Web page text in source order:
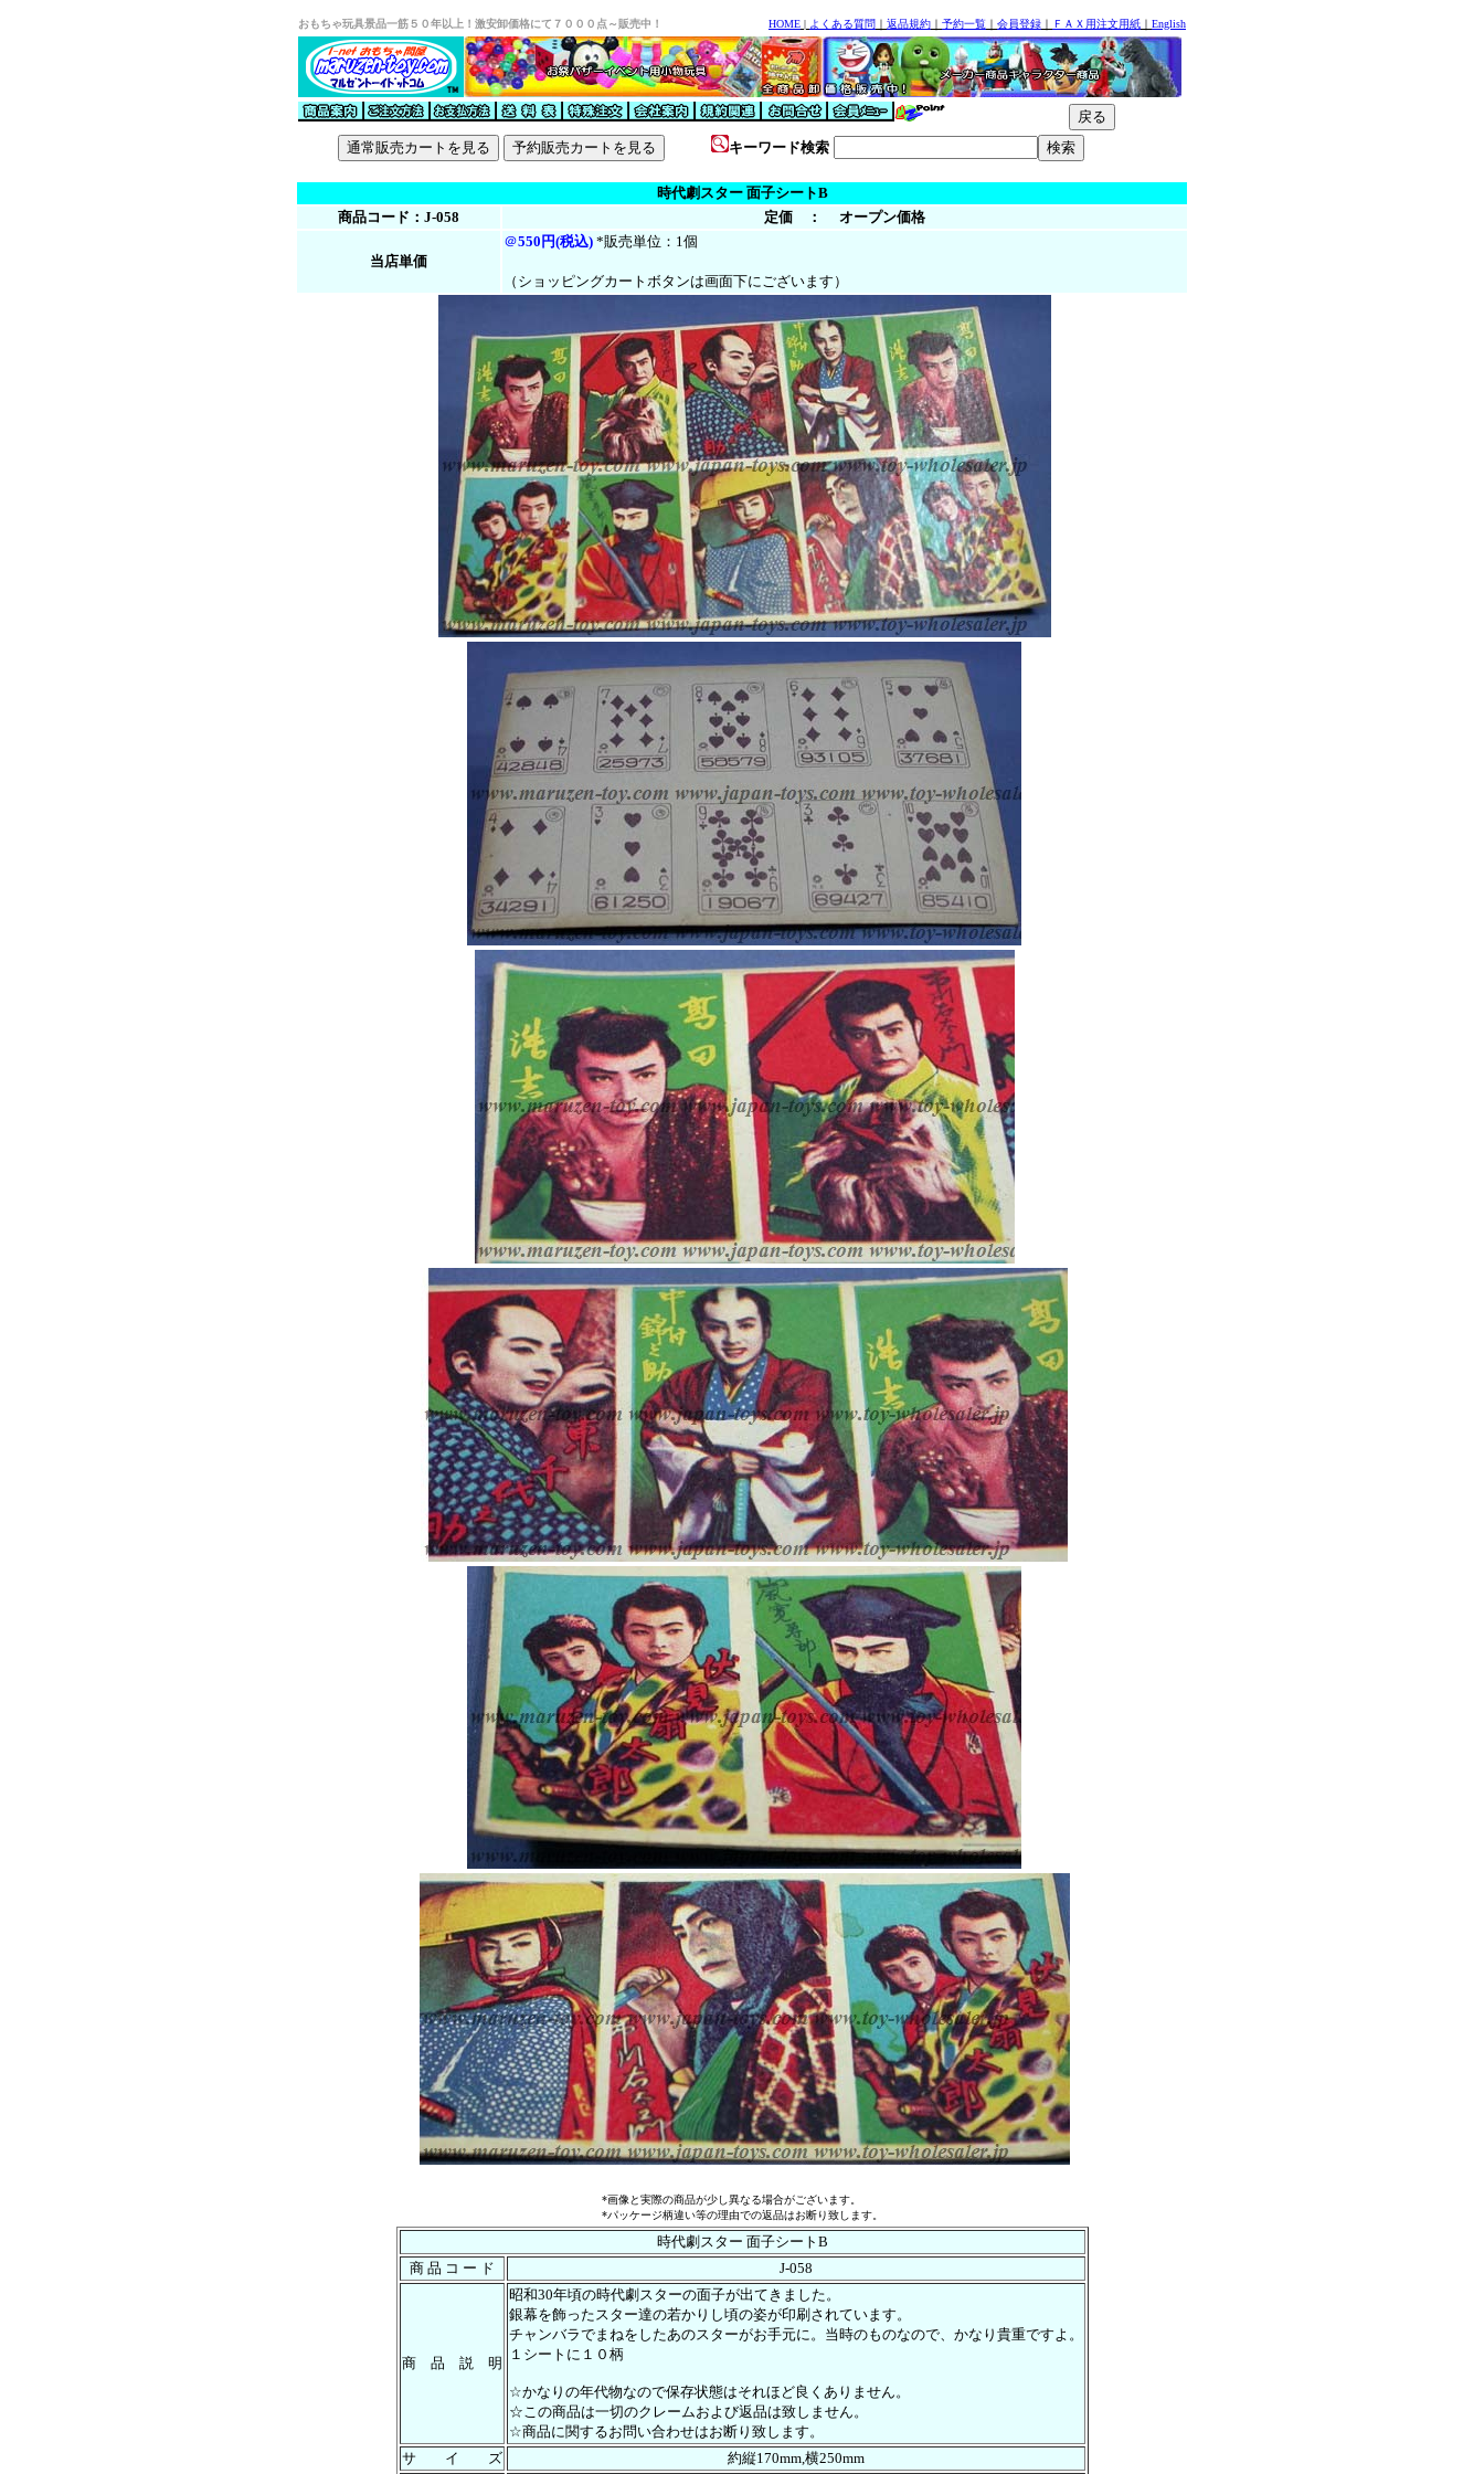
おもちゃ玩具景品一筋５０年以上！激安卸価格にて７０００点～販売中！ HOME | よくある質問 ｜ 返品規約 ｜ 予約一覧 ｜ 会員登録 ｜ ＦＡＸ用注文用紙 ｜ English
キーワード検索
時代劇スター 面子シートB
商品コード：J-058
定価 ： オープン価格
当店単価
＠550円(税込) *販売単位：1個
（ショッピングカートボタンは画面下にございます）
*画像と実際の商品が少し異なる場合がございます。
*パッケージ柄違い等の理由での返品はお断り致します。
時代劇スター 面子シートB
商 品 コ ー ド
J-058
商 品 説 明
昭和30年頃の時代劇スターの面子が出てきました。
銀幕を飾ったスター達の若かりし頃の姿が印刷されています。
チャンバラでまねをしたあのスターがお手元に。当時のものなので、かなり貴重ですよ。
１シートに１０柄
☆かなりの年代物なので保存状態はそれほど良くありません。
☆この商品は一切のクレームおよび返品は致しません。
☆商品に関するお問い合わせはお断り致します。
サ イ ズ
約縦170mm,横250mm